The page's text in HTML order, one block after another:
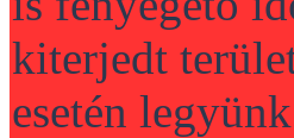
kiterjedt
esetén